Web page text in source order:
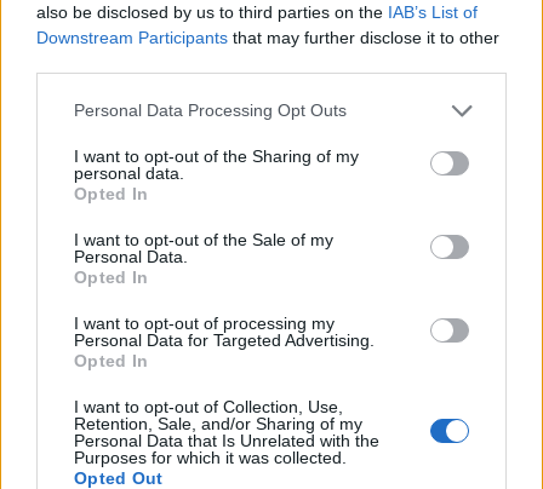
also be disclosed by us to third parties on the IAB’s List of
Downstream Participants that may further disclose it to other
Please note that this website/app uses one or more Google
not limited to your visit or usage behaviour. You may click to
grant or deny consent to Google and its third-party tags to
use your data for below specified purposes in below Google
consent section.
Personal Data Processing Opt Outs
I want to opt-out of the Sharing of my
personal data.
Opted In
I want to opt-out of the Sale of my
Personal Data.
Opted In
I want to opt-out of processing my
Personal Data for Targeted Advertising.
Opted In
I want to opt-out of Collection, Use,
Retention, Sale, and/or Sharing of my
Personal Data that Is Unrelated with the
Purposes for which it was collected.
Opted Out